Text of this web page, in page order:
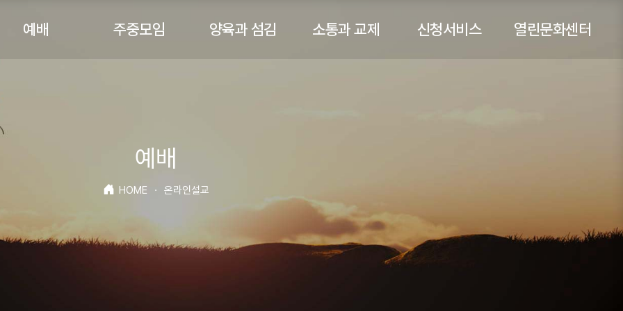
예배 주중모임 양육과 섬김 소통과 교제 신청서비스 열린문화센터
예배
HOME · 온라인설교